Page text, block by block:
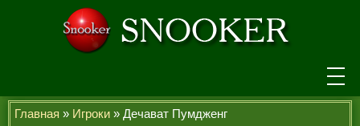
НОВОСТИ
Главная » Игроки » Дечават Пумдженг